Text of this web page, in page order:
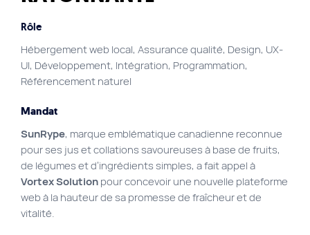
Site Web municipal
Vie Privée
40 rue Jean-Talon E., Montreal
514 278-7575
Rôle
Hébergement web local, Assurance qualité, Design, UX-
UI, Développement, Intégration, Programmation,
Référencement naturel
Mandat
SunRype, marque emblématique canadienne reconnue
pour ses jus et collations savoureuses à base de fruits,
de légumes et d’ingrédients simples, a fait appel à
Vortex Solution pour concevoir une nouvelle plateforme
web à la hauteur de sa promesse de fraîcheur et de
vitalité.